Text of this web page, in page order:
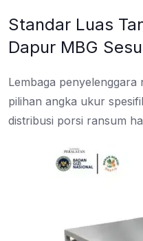
Standar Luas
Dapur MBG
Lembaga penyelenggara
pilihan angka ukur
distribusi porsi ransum